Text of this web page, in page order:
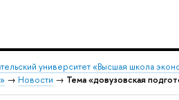
университет «Высшая школа
→ Новости → Тема «довузовская